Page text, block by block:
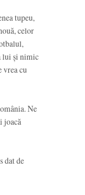
tupeu,
celor
lui și nimic
vrea cu
Ne
joacă
dat de